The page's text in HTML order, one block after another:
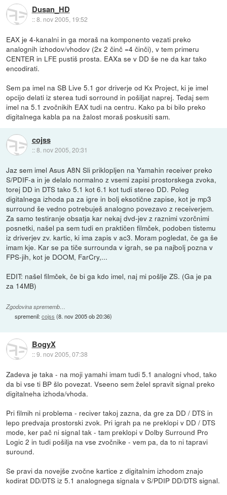
Dusan_HD
::8. nov 2005, 19:52
EAX je 4-kanalni in ga moraš na komponento vezati preko
analognih izhodov/vhodov (2x 2 činč =4 činči), v tem primeru
CENTER in LFE pustiš prosta. EAXa se v DD še ne da kar tako
encodirati.
Sem pa imel na SB Live 5.1 gor driverje od Kx Project, ki je imel
opcijo delati iz sterea tudi sorround in pošiljat naprej. Tedaj sem
imel na 5.1 zvočnikih EAX tudi na centru. Kako pa bi bilo preko
digitalnega kabla pa na žalost moraš poskusiti sam.
cojss
::8. nov 2005, 20:31
Jaz sem imel Asus A8N Sli priklopljen na Yamahin receiver preko
S/PDIF-a in je delalo normalno z vsemi zapisi prostorskega zvoka,
torej DD in DTS tako 5.1 kot 6.1 kot tudi stereo DD. Poleg
digitalnega izhoda pa za igre in bolj eksotične zapise, kot je mp3
surround še vedno potrebuješ analogno povezavo z receiverjem.
Za samo testiranje obsatja kar nekaj dvd-jev z raznimi vzorčnimi
posnetki, našel pa sem tudi en praktičen filmček, podoben tistemu
iz driverjev zv. kartic, ki ima zapis v ac3. Moram pogledat, če ga še
imam kje. Kar se pa tiče surrounda v igrah, se pa najbolj pozna v
FPS-jih, kot je DOOM, FarCry,...
EDIT: našel filmček, če bi ga kdo imel, naj mi pošlje ZS. (Ga je pa
za 14MB)
Zgodovina sprememb…
spremenil:cojss (8. nov 2005 ob 20:36)
BogyX
::9. nov 2005, 07:38
Zadeva je taka - na moji yamahi imam tudi 5.1 analogni vhod, tako
da bi vse ti BP šlo povezat. Vseeno sem želel spravit signal preko
digitalneha izhoda/vhoda.
Pri filmih ni problema - reciver takoj zazna, da gre za DD / DTS in
lepo predvaja prostorski zvok. Pri igrah pa ne preklopi v DD / DTS
mode, ker pač ni signal tak - tam preklopi v Dolby Surround Pro
Logic 2 in tudi pošilja na vse zvočnike - vem pa, da to ni tapravi
suround.
Se pravi da novejše zvočne kartice z digitalnim izhodom znajo
kodirat DD/DTS iz 5.1 analognega signala v S/PDIP DD/DTS signal.